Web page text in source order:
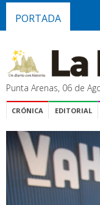
PORTADA
Punta Arenas, 06 de
CRÓNICA EDITORIAL